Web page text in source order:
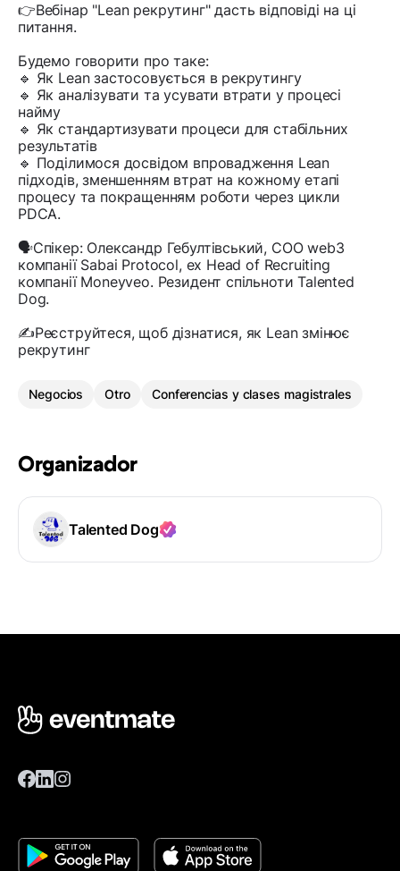
👉Вебінар "Lean рекрутинг" дасть відповіді на ці
питання.
Будемо говорити про таке:
🔹 Як Lean застосовується в рекрутингу
🔹 Як аналізувати та усувати втрати у процесі
найму
🔹 Як стандартизувати процеси для стабільних
результатів
🔹 Поділимося досвідом впровадження Lean
підходів, зменшенням втрат на кожному етапі
процесу та покращенням роботи через цикли
PDCA.
🗣Спікер: Олександр Гебултівський, СОО web3
компанії Sabai Protocol, ex Head of Recruiting
компанії Moneyveo. Резидент спільноти Talented
Dog.
✍️Реєструйтеся, щоб дізнатися, як Lean змінює
рекрутинг
Negocios Otro Conferencias y clases magistrales
Organizador
Talented Dog